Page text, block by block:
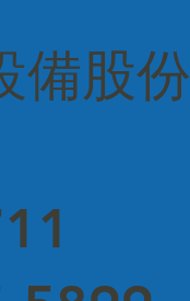
備股份